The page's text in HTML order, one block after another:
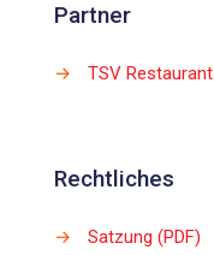
Partner
→ TSV Restaurant
Rechtliches
→ Satzung (PDF)